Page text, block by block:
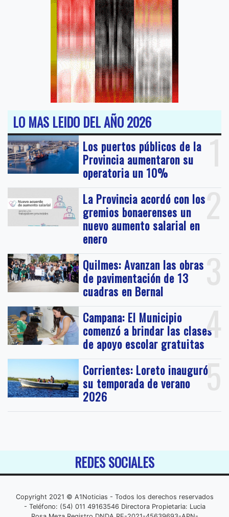
LO MAS LEIDO DEL AÑO 2026
1
Los puertos públicos de la
Provincia aumentaron su
operatoria un 10%
2
La Provincia acordó con los
gremios bonaerenses un
nuevo aumento salarial en
enero
3
Quilmes: Avanzan las obras
de pavimentación de 13
cuadras en Bernal
4
Campana: El Municipio
comenzó a brindar las clases
de apoyo escolar gratuitas
5
Corrientes: Loreto inauguró
su temporada de verano
2026
REDES SOCIALES
Copyright 2021 © A1Noticias - Todos los derechos reservados
- Teléfono: (54) 011 49163546 Directora Propietaria: Lucia